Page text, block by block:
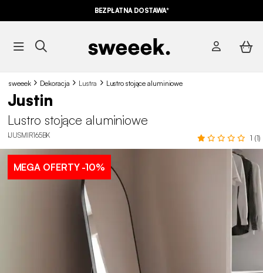
BEZPŁATNA DOSTAWA*
sweeek Dekoracja Lustra Lustro stojące aluminiowe
Justin
Lustro stojące aluminiowe
IJUSMIR165BK 1 (1)
MEGA OFERTY-10%